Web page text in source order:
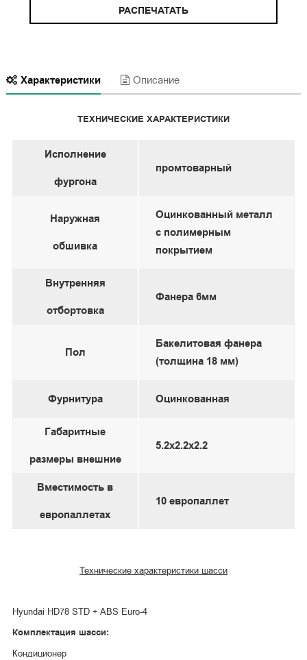
РАСПЕЧАТАТЬ
Характеристики Описание
ТЕХНИЧЕСКИЕ ХАРАКТЕРИСТИКИ
Исполнение
фургона
промтоварный
Наружная
обшивка
Оцинкованный металл
с полимерным
покрытием
Внутренняя
отбортовка
Фанера 6мм
Пол
Бакелитовая фанера
(толщина 18 мм)
Фурнитура Оцинкованная
Габаритные
размеры внешние
5.2х2.2х2.2
Вместимость в
европаллетах
10 европаллет
Технические характеристики шасси
Hyundai HD78 STD + ABS Euro-4
Комплектация шасси:
Кондиционер